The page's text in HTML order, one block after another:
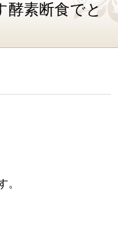
酵素断食でと
。